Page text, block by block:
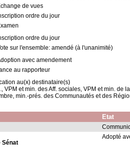
de vues
ordre du jour
ordre du jour
sur l'ensemble: amendé (à l'unanimité)
avec amendement
au rapporteur
au(x) destinataire(s)
VPM et min. des Aff. sociales, VPM et min. de
min.-prés. des Communautés et des
Etat
Sénat
Adopté